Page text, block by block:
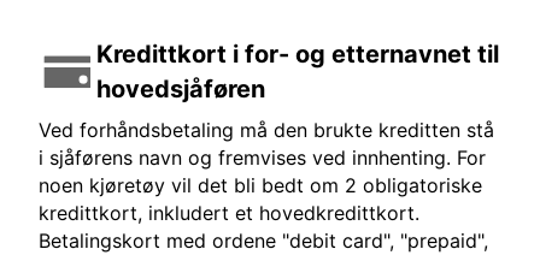
Kredittkort i for- og etternavnet til
hovedsjåføren
Ved forhåndsbetaling må den brukte kreditten stå
i sjåførens navn og fremvises ved innhenting. For
noen kjøretøy vil det bli bedt om 2 obligatoriske
kredittkort, inkludert et hovedkredittkort.
Betalingskort med ordene "debit card", "prepaid",